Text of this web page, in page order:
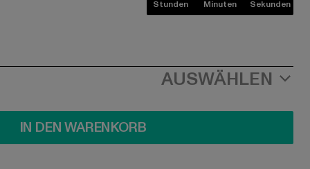
Stunden Minuten Sekunden
AUSWÄHLEN
IN DEN WARENKORB